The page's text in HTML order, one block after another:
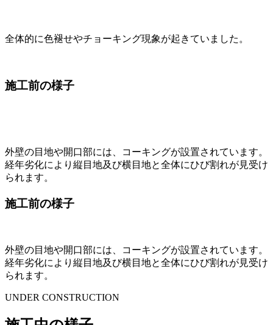
全体的に色褪せやチョーキング現象が起きていました。
施工前の様子
外壁の目地や開口部には、コーキングが設置されています。
経年劣化により縦目地及び横目地と全体にひび割れが見受け
られます。
施工前の様子
外壁の目地や開口部には、コーキングが設置されています。
経年劣化により縦目地及び横目地と全体にひび割れが見受け
られます。
UNDER CONSTRUCTION